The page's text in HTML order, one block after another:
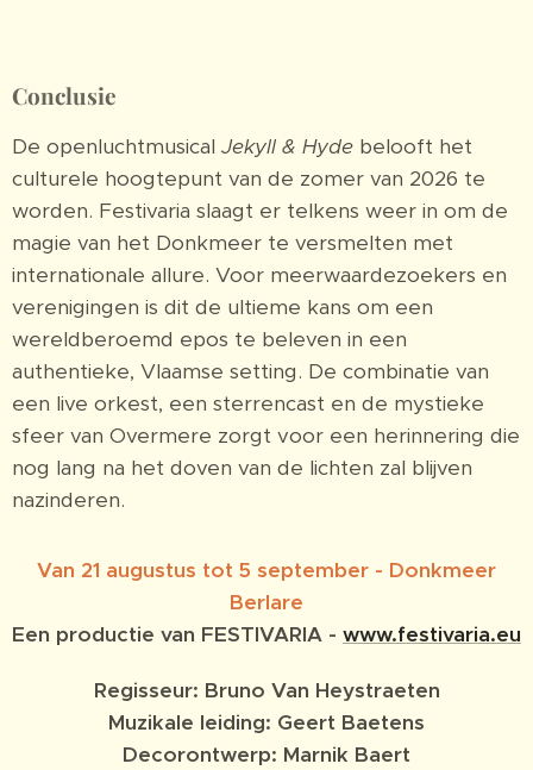
Conclusie
De openluchtmusical Jekyll & Hyde belooft het
culturele hoogtepunt van de zomer van 2026 te
worden. Festivaria slaagt er telkens weer in om de
magie van het Donkmeer te versmelten met
internationale allure. Voor meerwaardezoekers en
verenigingen is dit de ultieme kans om een
wereldberoemd epos te beleven in een
authentieke, Vlaamse setting. De combinatie van
een live orkest, een sterrencast en de mystieke
sfeer van Overmere zorgt voor een herinnering die
nog lang na het doven van de lichten zal blijven
nazinderen.
Van 21 augustus tot 5 september - Donkmeer
Berlare
Een productie van FESTIVARIA - www.festivaria.eu
Regisseur: Bruno Van Heystraeten
Muzikale leiding: Geert Baetens
Decorontwerp: Marnik Baert